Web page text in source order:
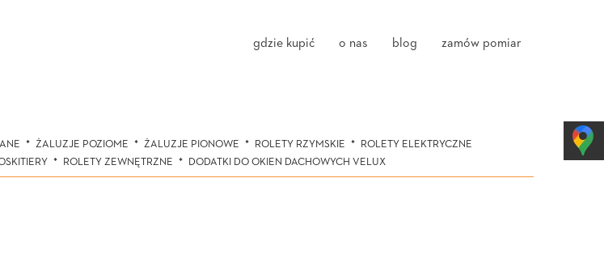
gdzie kupić o nas blog zamów pomiar
ŻALUZJE POZIOME ŻALUZJE PIONOWE ROLETY RZYMSKIE
ROLETY ELEKTRYCZNE
ROLETY ZEWNĘTRZNE DODATKI DO OKIEN DACHOWYCH VELUX